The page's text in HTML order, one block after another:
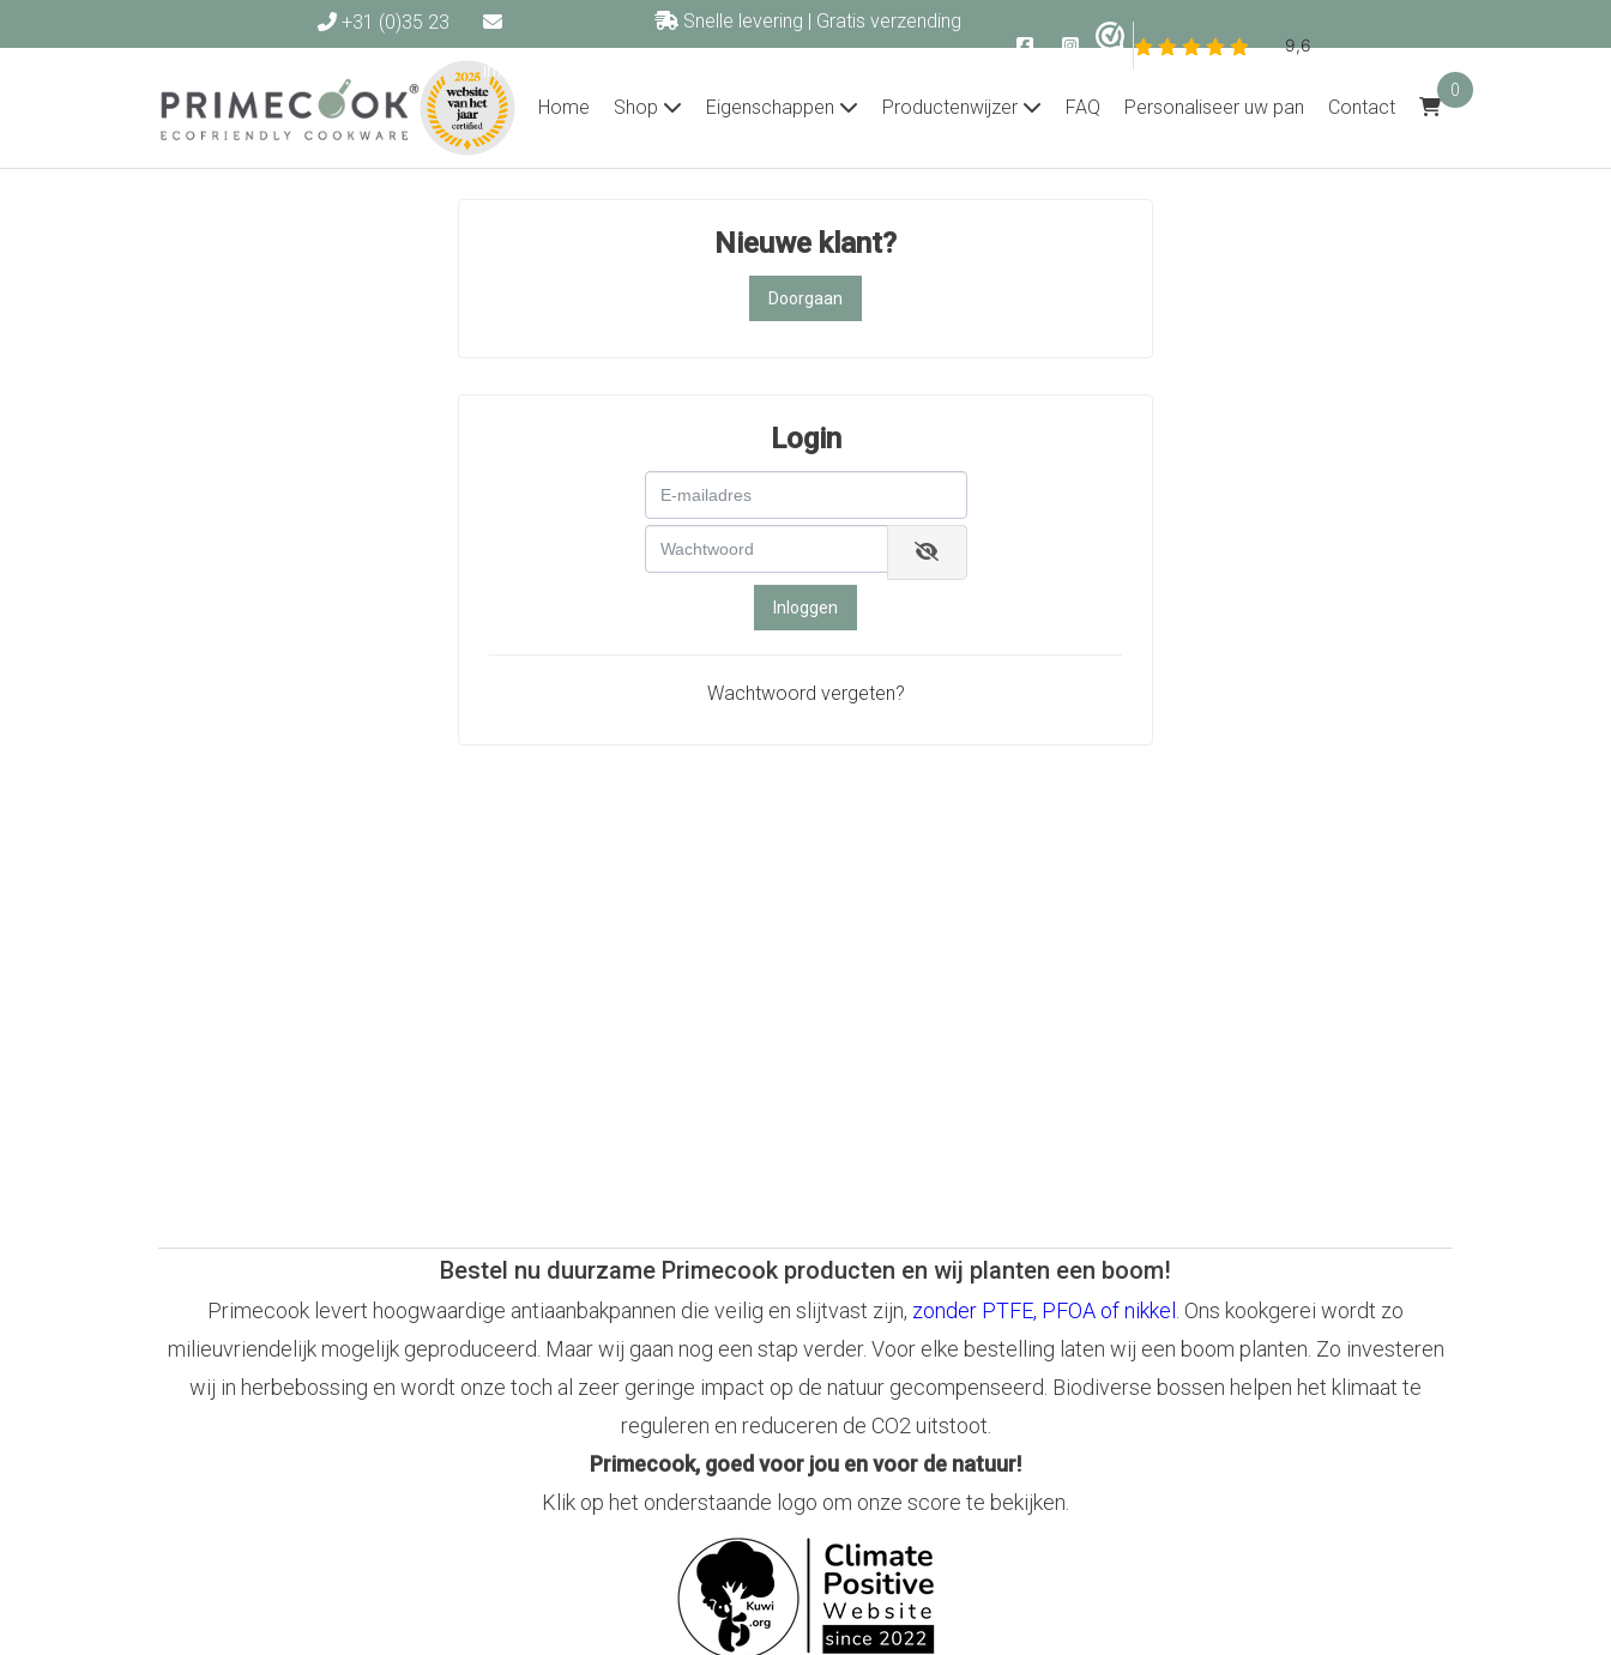
+31 (0)35 23
info@primecook.nl
Snelle levering | Gratis verzending
Home
Shop Eigenschappen Productenwijzer FAQ Personaliseer uw pan Contact
0
Nieuwe klant?
Doorgaan
Login
Inloggen
Wachtwoord vergeten?
Bestel nu duurzame Primecook producten en wij planten een boom!
Primecook levert hoogwaardige antiaanbakpannen die veilig en slijtvast zijn, zonder PTFE, PFOA of nikkel
. Ons kookgerei wordt zo
milieuvriendelijk mogelijk geproduceerd. Maar wij gaan nog een stap verder. Voor elke bestelling laten wij een boom planten. Zo investeren
wij in herbebossing en wordt onze toch al zeer geringe impact op de natuur gecompenseerd. Biodiverse bossen helpen het klimaat te
reguleren en reduceren de CO2 uitstoot.
Primecook, goed voor jou en voor de natuur!
Klik op het onderstaande logo om onze score te bekijken.